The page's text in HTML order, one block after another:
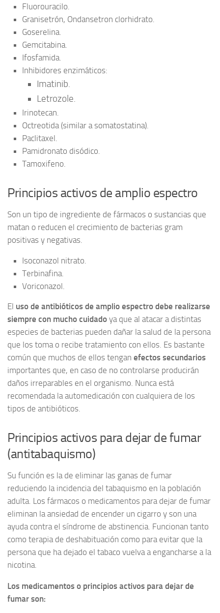
Fluorouracilo.
Granisetrón, Ondansetron clorhidrato.
Goserelina.
Gemcitabina.
Ifosfamida.
Inhibidores enzimáticos:
Imatinib.
Letrozole.
Irinotecan.
Octreotida (similar a somatostatina).
Paclitaxel.
Pamidronato disódico.
Tamoxifeno.
Principios activos de amplio espectro
Son un tipo de ingrediente de fármacos o sustancias que
matan o reducen el crecimiento de bacterias gram
positivas y negativas.
Isoconazol nitrato.
Terbinafina.
Voriconazol.
El uso de antibióticos de amplio espectro debe realizarse
siempre con mucho cuidado ya que al atacar a distintas
especies de bacterias pueden dañar la salud de la persona
que los toma o recibe tratamiento con ellos. Es bastante
común que muchos de ellos tengan efectos secundarios
importantes que, en caso de no controlarse producirán
daños irreparables en el organismo. Nunca está
recomendada la automedicación con cualquiera de los
tipos de antibióticos.
Principios activos para dejar de fumar
(antitabaquismo)
Su función es la de eliminar las ganas de fumar
reduciendo la incidencia del tabaquismo en la población
adulta. Los fármacos o medicamentos para dejar de fumar
eliminan la ansiedad de encender un cigarro y son una
ayuda contra el síndrome de abstinencia. Funcionan tanto
como terapia de deshabituación como para evitar que la
persona que ha dejado el tabaco vuelva a engancharse a la
nicotina.
Los medicamentos o principios activos para dejar de
fumar son: